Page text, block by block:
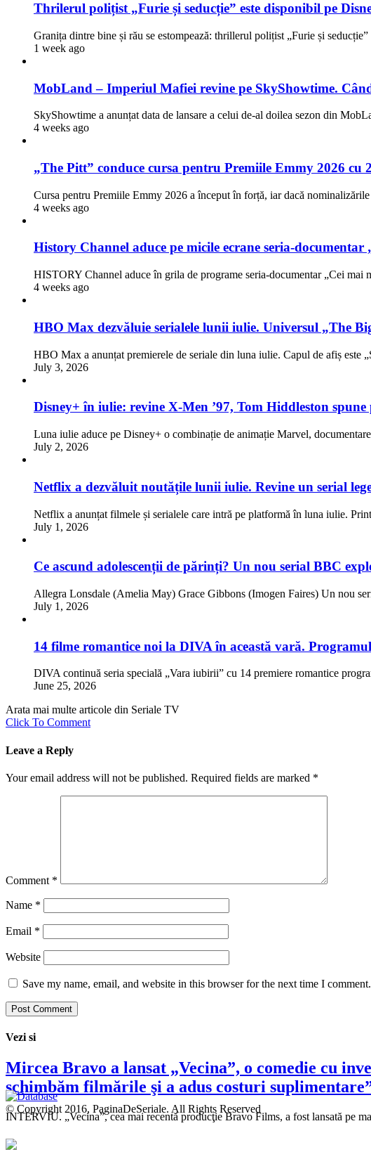
Thrilerul polițist „Furie și seducție” este disponibil pe
Granița dintre bine și rău se estompează: thrillerul polițist „Furie și
1 week ago
MobLand – Imperiul Mafiei revine pe SkyShowtime.
SkyShowtime a anunțat data de lansare a celui de-al doilea sezon din
4 weeks ago
„The Pitt” conduce cursa pentru Premiile Emmy 2026
Cursa pentru Premiile Emmy 2026 a început în forță, iar dacă
4 weeks ago
History Channel aduce pe micile ecrane seria-
HISTORY Channel aduce în grila de programe seria-documentar „Cei
4 weeks ago
HBO Max dezvăluie serialele lunii iulie. Universul „The
HBO Max a anunțat premierele de seriale din luna iulie. Capul de afiș este
July 3, 2026
Disney+ în iulie: revine X-Men ’97, Tom Hiddleston
Luna iulie aduce pe Disney+ o combinație de animație Marvel,
July 2, 2026
Netflix a dezvăluit noutățile lunii iulie. Revine un serial
Netflix a anunțat filmele și serialele care intră pe platformă în luna iulie.
July 1, 2026
Ce ascund adolescenții de părinți? Un nou serial BBC
Allegra Lonsdale (Amelia May) Grace Gibbons (Imogen Faires) Un nou
July 1, 2026
14 filme romantice noi la DIVA în această vară.
DIVA continuă seria specială „Vara iubirii” cu 14 premiere romantice
June 25, 2026
Arata mai multe articole din Seriale TV
Click To Comment
Leave a Reply
Your email address will not be published. Required fields are marked *
Comment *
Name *
Email *
Website
Save my name, email, and website in this browser for the next time I comment.
Vezi si
Mircea Bravo a lansat „Vecina”, o comedie cu
schimbăm filmările şi a adus costuri
INTERVIU. „Vecina”, cea mai recentă producţie Bravo Films, a fost lansată pe
© Copyright 2016, PaginaDeSeriale. All Rights Reserved